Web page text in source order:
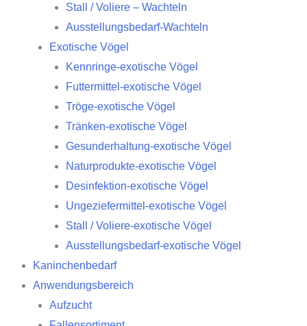
Stall / Voliere – Wachteln
Ausstellungsbedarf-Wachteln
Exotische Vögel
Kennringe-exotische Vögel
Futtermittel-exotische Vögel
Tröge-exotische Vögel
Tränken-exotische Vögel
Gesunderhaltung-exotische Vögel
Naturprodukte-exotische Vögel
Desinfektion-exotische Vögel
Ungeziefermittel-exotische Vögel
Stall / Voliere-exotische Vögel
Ausstellungsbedarf-exotische Vögel
Kaninchenbedarf
Anwendungsbereich
Aufzucht